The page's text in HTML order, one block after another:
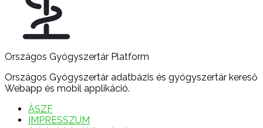
Országos Gyógyszertár Platform
Országos Gyógyszertár adatbázis és gyógyszertár kereső
Webapp és mobil applikáció.
ÁSZF
IMPRESSZUM